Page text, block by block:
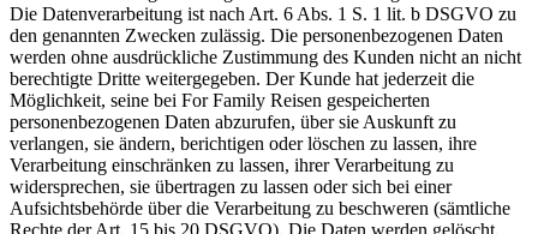
Die Datenverarbeitung ist nach Art. 6 Abs. 1 S. 1 lit. b DSGVO zu
den genannten Zwecken zulässig. Die personenbezogenen Daten
werden ohne ausdrückliche Zustimmung des Kunden nicht an nicht
berechtigte Dritte weitergegeben. Der Kunde hat jederzeit die
Möglichkeit, seine bei For Family Reisen gespeicherten
personenbezogenen Daten abzurufen, über sie Auskunft zu
verlangen, sie ändern, berichtigen oder löschen zu lassen, ihre
Verarbeitung einschränken zu lassen, ihrer Verarbeitung zu
widersprechen, sie übertragen zu lassen oder sich bei einer
Aufsichtsbehörde über die Verarbeitung zu beschweren (sämtliche
Rechte der Art. 15 bis 20 DSGVO). Die Daten werden gelöscht,